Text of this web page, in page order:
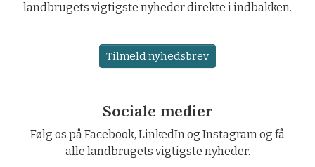
landbrugets vigtigste nyheder direkte i indbakken.
Tilmeld nyhedsbrev
Sociale medier
Følg os på Facebook, LinkedIn og Instagram og få
alle landbrugets vigtigste nyheder.